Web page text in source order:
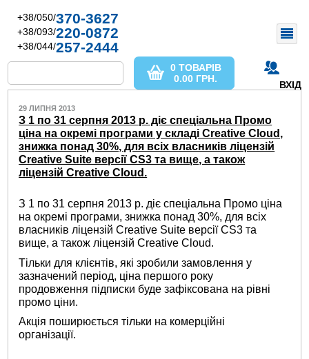
+38/050/370-3627
+38/093/220-0872
+38/044/257-2444
ВХІД
0 ТОВАРІВ
0.00 ГРН.
29 ЛИПНЯ 2013
З 1 по 31 серпня 2013 р. діє спеціальна Промо
ціна на окремі програми у складі Creative Cloud,
знижка понад 30%, для всіх власників ліцензій
Creative Suite версії CS3 та вище, а також
ліцензій Creative Cloud.
З 1 по 31 серпня 2013 р. діє спеціальна Промо ціна
на окремі програми, знижка понад 30%, для всіх
власників ліцензій Creative Suite версії CS3 та
вище, а також ліцензій Creative Cloud.
Тільки для клієнтів, які зробили замовлення у
зазначений період, ціна першого року
продовження підписки буде зафіксована на рівні
промо ціни.
Акція поширюється тільки на комерційні
організації.